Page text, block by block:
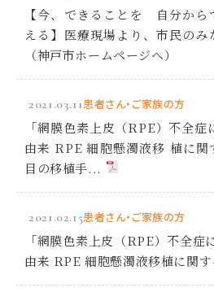
【今、できることを 自分から
える】医療現場より、市民の
（神戸市ホームページへ）
2021.03.11患者さん・ご家族の方
「網膜色素上皮（RPE）不全
由来 RPE 細胞懸濁液移 植に関
目の移植手...
2021.02.15患者さん・ご家族の方
「網膜色素上皮（RPE）不全
由来 RPE 細胞懸濁液移植に関